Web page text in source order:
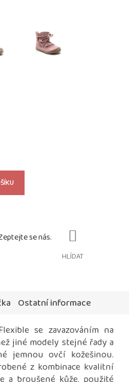
HLÍDAT
Ostatní informace
se zavazováním na
jiné modely stejné řady a
jemnou ovčí kožešinou.
z kombinace kvalitní